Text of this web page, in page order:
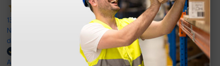
13 Luglio 2026
Nulla da eccepire. Tutto estremamente chiaro e corretto,
dall’ordine alla consegna.
Acquirente verificato